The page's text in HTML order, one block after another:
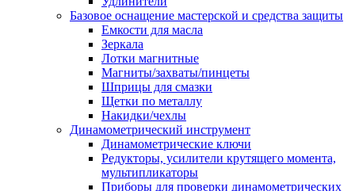
Базовое оснащение мастерской и средства защиты
Емкости для масла
Зеркала
Лотки магнитные
Магниты/захваты/пинцеты
Шприцы для смазки
Щетки по металлу
Накидки/чехлы
Динамометрический инструмент
Динамометрические ключи
Редукторы, усилители крутящего момента,
мультипликаторы
Приборы для проверки динамометрических